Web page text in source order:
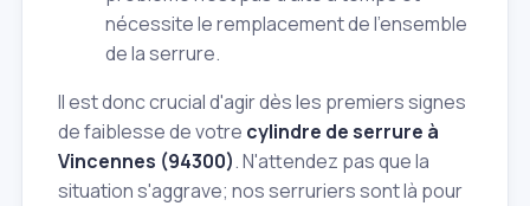
nécessite le remplacement de l'ensemble
de la serrure.
Il est donc crucial d'agir dès les premiers signes
de faiblesse de votre cylindre de serrure à
Vincennes (94300). N'attendez pas que la
situation s'aggrave; nos serruriers sont là pour